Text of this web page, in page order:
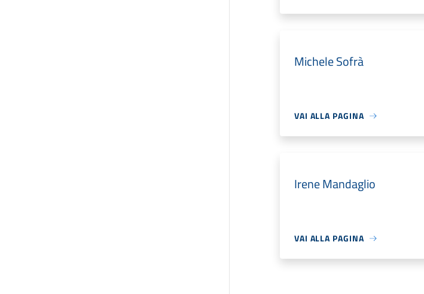
Michele Sofrà
VAI ALLA PAGINA
Irene Mandaglio
VAI ALLA PAGINA